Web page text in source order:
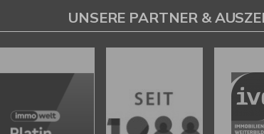
UNSERE PARTNER &